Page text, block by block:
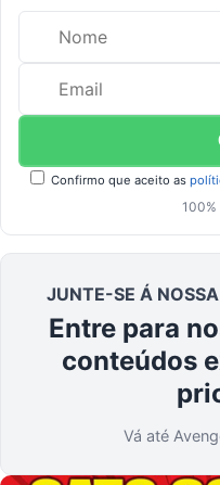
Confirmo que aceito as
100%
JUNTE-SE Á
Entre para
conteúdos
Vá até